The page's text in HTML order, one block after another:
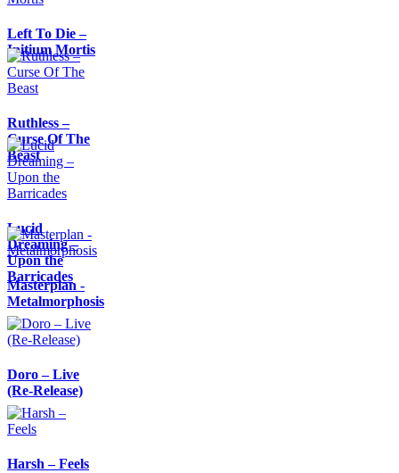
Left To Die –
Initium Mortis
Ruthless –
Curse Of The
Beast
Lucid
Dreaming –
Upon the
Barricades
Masterplan -
Metalmorphosis
Doro – Live
(Re-Release)
Harsh – Feels